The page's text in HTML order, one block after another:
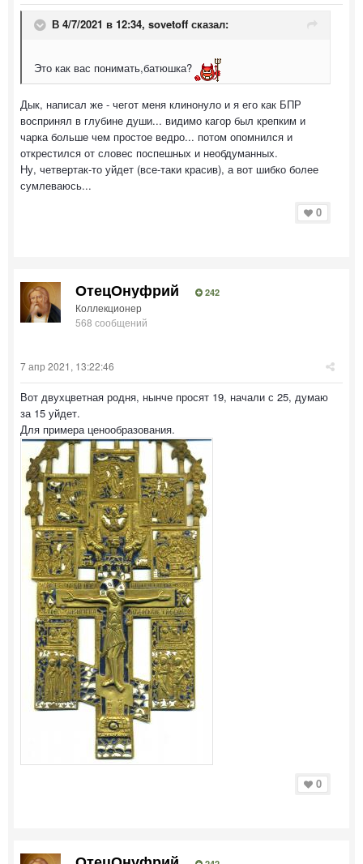
В 4/7/2021 в 12:34, sovetoff сказал:
Это как вас понимать,батюшка?
Дык, написал же - чегот меня клинонуло и я его как БПР
воспринял в глубине души... видимо кагор был крепким и
чарка больше чем простое ведро... потом опомнился и
открестился от словес поспешных и необдуманных.
Ну, четвертак-то уйдет (все-таки красив), а вот шибко более
сумлеваюсь...
0
ОтецОнуфрий 242
Коллекционер
568 сообщений
7 апр 2021, 13:22:46
Вот двухцветная родня, нынче просят 19, начали с 25, думаю
за 15 уйдет.
Для примера ценообразования.
0